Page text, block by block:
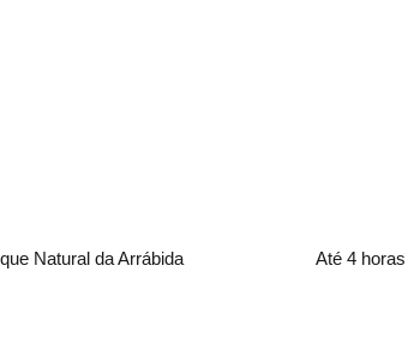
Natural da Arrábida Até 4 horas